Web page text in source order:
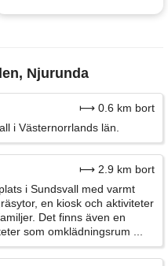
Njurunda
⟼ 0.6 km bort
i Västernorrlands län.
⟼ 2.9 km bort
i Sundsvall med varmt
en kiosk och aktiviteter
Det finns även en
som omklädningsrum ...